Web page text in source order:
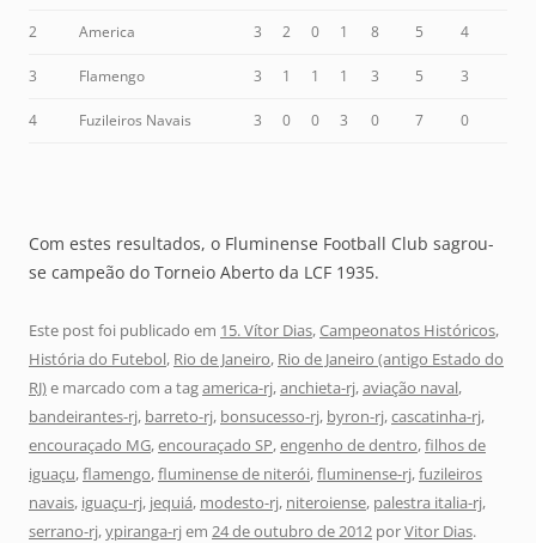
2 America 3 2 0 1 8 5 4
3 Flamengo 3 1 1 1 3 5 3
4 Fuzileiros Navais 3 0 0 3 0 7 0
Com estes resultados, o Fluminense Football Club sagrou-
se campeão do Torneio Aberto da LCF 1935.
Este post foi publicado em 15. Vítor Dias,Campeonatos Históricos,
História do Futebol, Rio de Janeiro, Rio de Janeiro (antigo Estado do
RJ)e marcado com a tagamerica-rj,anchieta-rj,aviação naval,
bandeirantes-rj, barreto-rj, bonsucesso-rj, byron-rj,cascatinha-rj,
encouraçado MG,encouraçado SP,engenho de dentro,filhos de
iguaçu,flamengo,fluminense de niterói,fluminense-rj,fuzileiros
navais, iguaçu-rj, jequiá, modesto-rj, niteroiense, palestra italia-rj,
serrano-rj,ypiranga-rjem 24 de outubro de 2012 porVitor Dias.